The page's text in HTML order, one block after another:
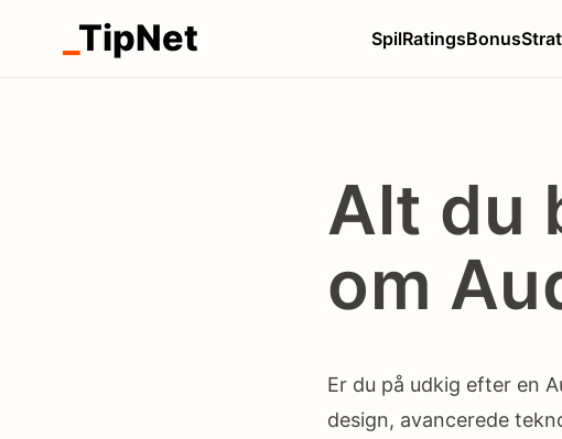
TipNet SpilRatingsBonus
Alt du
om
Er du på udkig efter en
design, avancerede